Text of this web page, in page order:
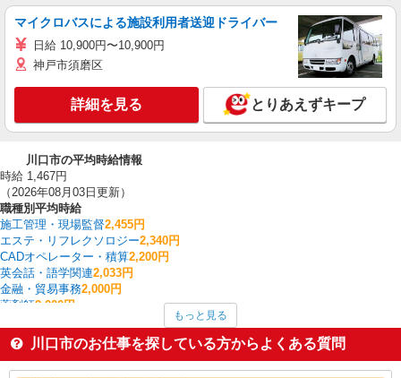
マイクロバスによる施設利用者送迎ドライバー
日給 10,900円〜10,900円
神戸市須磨区
詳細を見る とりあえずキープ
川口市の平均時給情報
時給 1,467円
（2026年08月03日更新）
職種別平均時給
施工管理・現場監督2,455円
エステ・リフレクソロジー2,340円
CADオペレーター・積算2,200円
英会話・語学関連2,033円
金融・貿易事務2,000円
薬剤師2,000円
その他IT・クリエイティブ1,850円
塾講師・家庭教師1,816円
建物管理・設備管理・マンション管理員1,800円
もっと見る
川口市のお仕事を探している方からよくある質問